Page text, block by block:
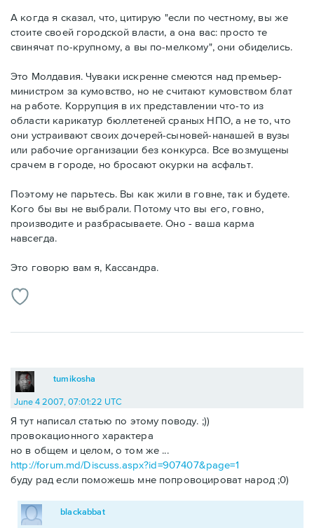
А когда я сказал, что, цитирую "если по честному, вы же
стоите своей городской власти, а она вас: просто те
свинячат по-крупному, а вы по-мелкому", они обиделись.
Это Молдавия. Чуваки искренне смеются над премьер-
министром за кумовство, но не считают кумовством блат
на работе. Коррупция в их представлении что-то из
области карикатур бюллетеней сраных НПО, а не то, что
они устраивают своих дочерей-сыновей-нанашей в вузы
или рабочие организации без конкурса. Все возмущены
срачем в городе, но бросают окурки на асфальт.
Поэтому не парьтесь. Вы как жили в говне, так и будете.
Кого бы вы не выбрали. Потому что вы его, говно,
производите и разбрасываете. Оно - ваша карма
навсегда.
Это говорю вам я, Кассандра.
tumikosha
June 4 2007, 07:01:22 UTC
Я тут написал статью по этому поводу. ;))
провокационного характера
но в общем и целом, о том же ...
http://forum.md/Discuss.aspx?id=907407&page=1
буду рад если поможешь мне попровоцироват народ ;0)
blackabbat